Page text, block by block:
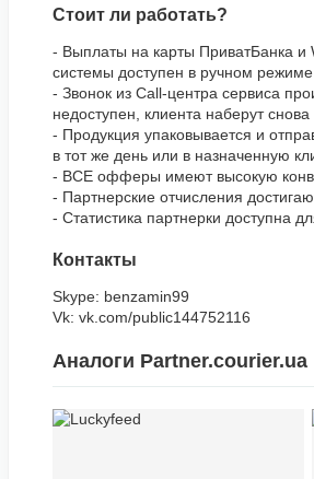
Стоит ли работать?
- Выплаты на карты ПриватБанка и
системы доступен в ручном
- Звонок из Call-центра сервиса
недоступен, клиента наберут снова
- Продукция упаковывается и
в тот же день или в назначенную
- ВСЕ офферы имеют высокую
- Партнерские отчисления
- Статистика партнерки доступна
Контакты
Skype: benzamin99
Vk: vk.com/public144752116
Аналоги Partner.courier.ua